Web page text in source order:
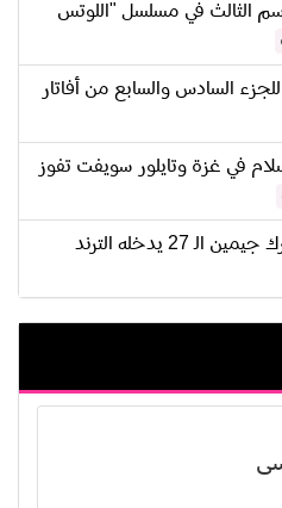
الثالث في مسلسل "اللوتس
السادس والسابع من أفاتار
في غزة وتايلور سويفت تفوز
عيد ميلاد عضو فريق BTS بارك جيمين الـ 27 يدخله الترند